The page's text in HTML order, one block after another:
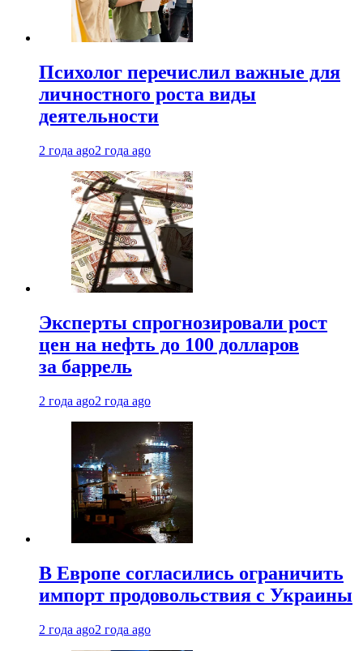
Психолог перечислил важные для
личностного роста виды
деятельности
2 года ago2 года ago
Эксперты спрогнозировали рост
цен на нефть до 100 долларов
за баррель
2 года ago2 года ago
В Европе согласились ограничить
импорт продовольствия с Украины
2 года ago2 года ago